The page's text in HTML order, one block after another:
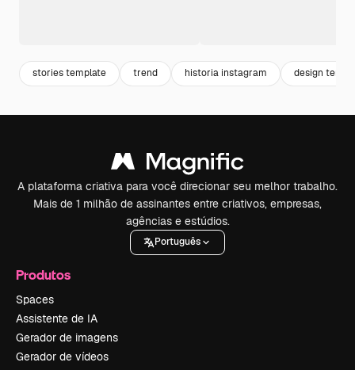
stories template trend historia instagram design
A plataforma criativa para você direcionar seu melhor trabalho.
Mais de 1 milhão de assinantes entre criativos, empresas,
agências e estúdios.
Português
Produtos
Spaces
Assistente de IA
Gerador de imagens
Gerador de vídeos